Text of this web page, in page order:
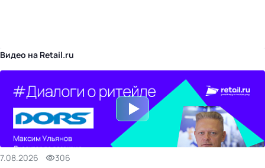
Видео на Retail.ru
7.08.2026 306